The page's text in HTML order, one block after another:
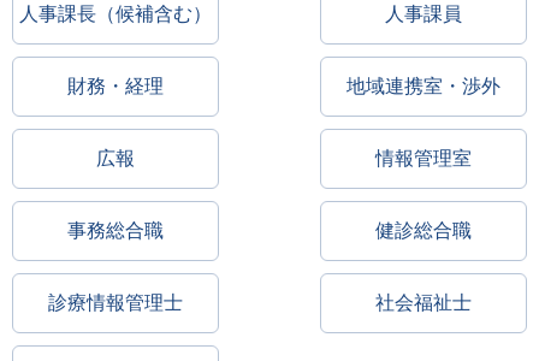
人事課長（候補含む） 人事課員
財務・経理 地域連携室・渉外
広報 情報管理室
事務総合職 健診総合職
診療情報管理士 社会福祉士